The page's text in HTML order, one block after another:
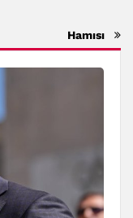
Hamısı